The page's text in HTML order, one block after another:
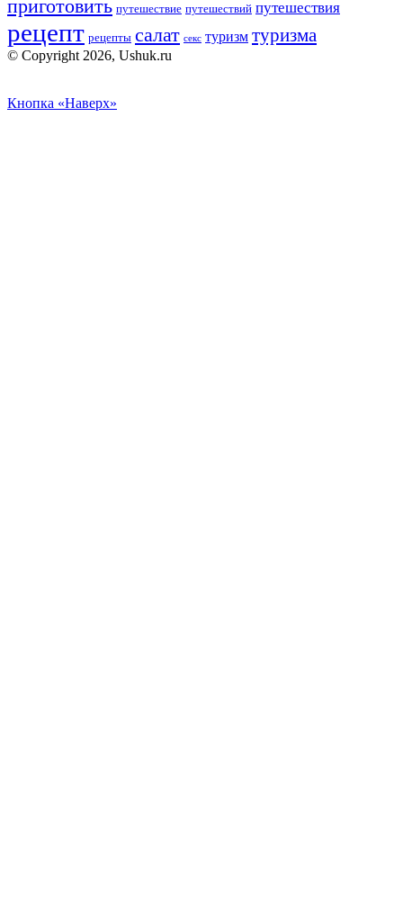
приготовить путешествие путешествий путешествия
рецепт рецепты салат секс туризм туризма
© Copyright 2026, Ushuk.ru
Кнопка «Наверх»